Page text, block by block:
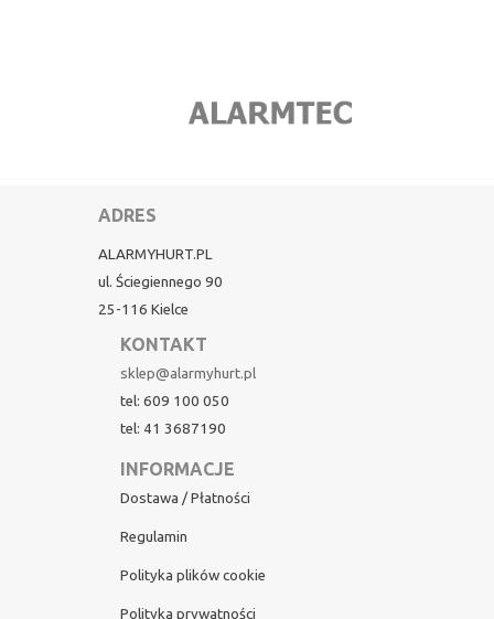
ADRES
ALARMYHURT.PL
ul. Ściegiennego 90
25-116 Kielce
KONTAKT
sklep@alarmyhurt.pl
tel: 609 100 050
tel: 41 3687190
INFORMACJE
Dostawa / Płatności
Regulamin
Polityka plików cookie
Polityka prywatności